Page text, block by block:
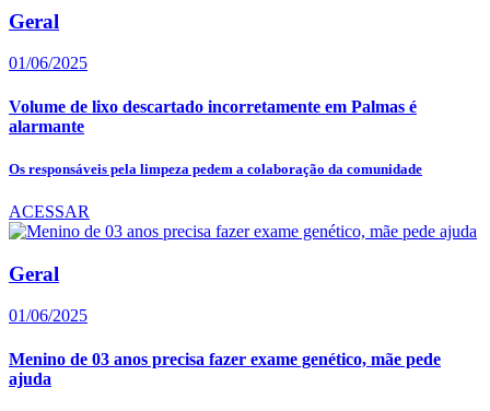
Geral
01/06/2025
Volume de lixo descartado incorretamente em Palmas é
alarmante
Os responsáveis pela limpeza pedem a colaboração da comunidade
ACESSAR
Geral
01/06/2025
Menino de 03 anos precisa fazer exame genético, mãe pede
ajuda